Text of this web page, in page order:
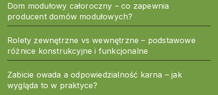
Dom modułowy całoroczny – co zapewnia
producent domów modułowych?
Rolety zewnętrzne vs wewnętrzne – podstawowe
różnice konstrukcyjne i funkcjonalne
Zabicie owada a odpowiedzialność karna – jak
wygląda to w praktyce?